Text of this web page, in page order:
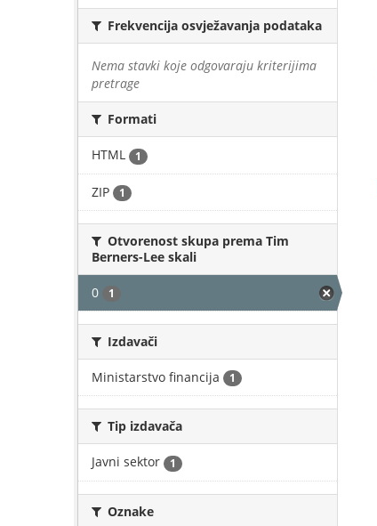
Frekvencija osvježavanja podataka
Nema stavki koje odgovaraju kriterijima
pretrage
Formati
HTML 1
ZIP 1
Otvorenost skupa prema Tim
Berners-Lee skali
0 1
Izdavači
Ministarstvo financija 1
Tip izdavača
Javni sektor 1
Oznake